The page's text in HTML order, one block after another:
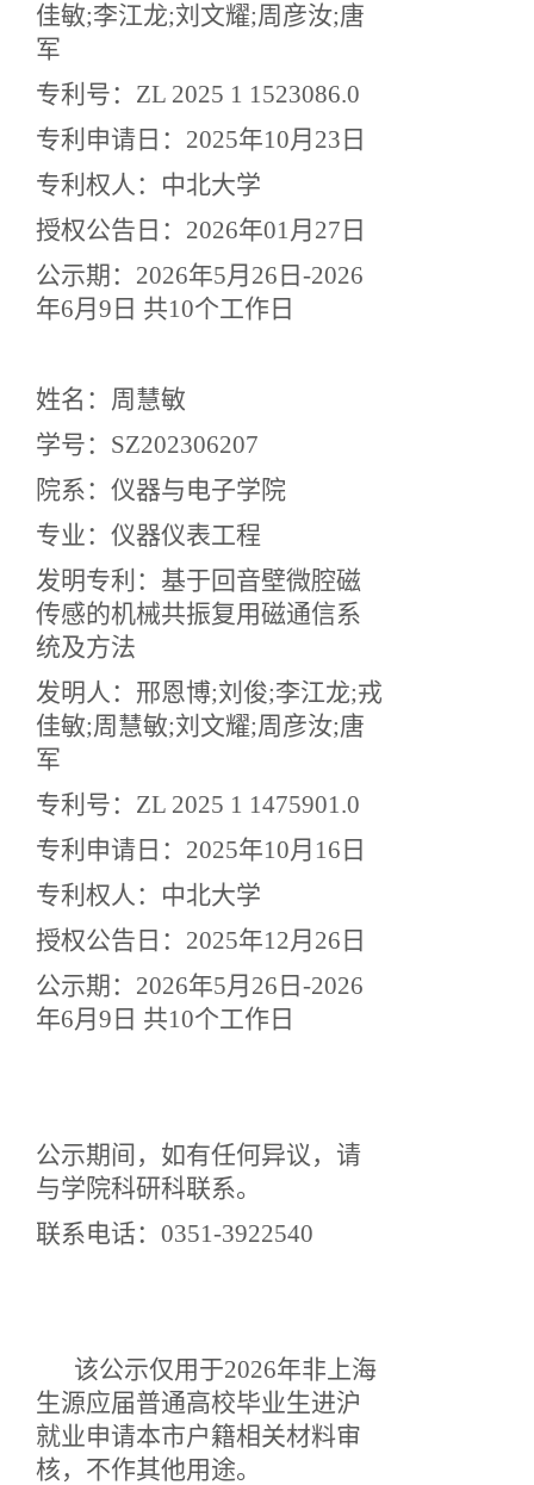
佳敏;李江龙;刘文耀;周彦汝;唐
军
专利号：ZL 2025 1 1523086.0
专利申请日：2025年10月23日
专利权人：中北大学
授权公告日：2026年01月27日
公示期：2026年5月26日-2026
年6月9日 共10个工作日
姓名：周慧敏
学号：SZ202306207
院系：仪器与电子学院
专业：仪器仪表工程
发明专利：基于回音壁微腔磁
传感的机械共振复用磁通信系
统及方法
发明人：邢恩博;刘俊;李江龙;戎
佳敏;周慧敏;刘文耀;周彦汝;唐
军
专利号：ZL 2025 1 1475901.0
专利申请日：2025年10月16日
专利权人：中北大学
授权公告日：2025年12月26日
公示期：2026年5月26日-2026
年6月9日 共10个工作日
公示期间，如有任何异议，请
与学院科研科联系。
联系电话：0351-3922540
该公示仅用于2026年非上海
生源应届普通高校毕业生进沪
就业申请本市户籍相关材料审
核，不作其他用途。